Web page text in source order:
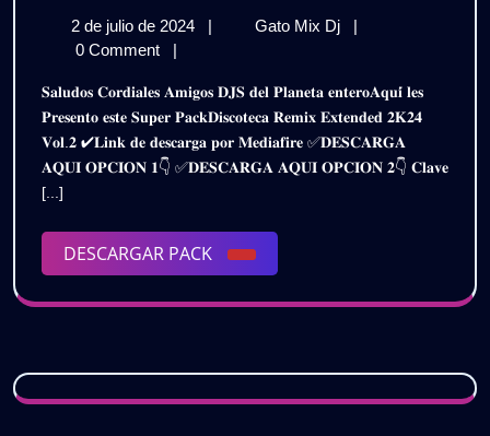
𝗥𝗘𝗠𝗜𝗫
𝗘𝗫𝗧𝗘𝗡𝗗𝗘𝗗
𝟮𝟬𝟮𝟰
–
|
𝗚𝗥𝗔𝗧𝗜𝗦
2 de julio de 2024
de
2024
| Gato Mix Dj
𝗗𝗜𝗦𝗖𝗢𝗧𝗘𝗖𝗔
𝗘𝗫𝗧𝗘𝗡𝗗𝗘𝗗
𝟮𝟬𝟮𝟰
–
𝗩𝗢𝗟.𝟮
|
0 Comment
|
𝐒𝐚𝐥𝐮𝐝𝐨𝐬 𝐂𝐨𝐫𝐝𝐢𝐚𝐥𝐞𝐬 𝐀𝐦𝐢𝐠𝐨𝐬 𝐃𝐉𝐒 𝐝𝐞𝐥 𝐏𝐥𝐚𝐧𝐞𝐭𝐚 𝐞𝐧𝐭𝐞𝐫𝐨𝐀𝐪𝐮𝐢́ 𝐥𝐞𝐬
𝐏𝐫𝐞𝐬𝐞𝐧𝐭𝐨 𝐞𝐬𝐭𝐞 𝐒𝐮𝐩𝐞𝐫 𝐏𝐚𝐜𝐤𝐃𝐢𝐬𝐜𝐨𝐭𝐞𝐜𝐚 𝐑𝐞𝐦𝐢𝐱 𝐄𝐱𝐭𝐞𝐧𝐝𝐞𝐝 𝟐𝐊𝟐𝟒
𝐕𝐨𝐥.𝟐 ✔𝐋𝐢𝐧𝐤 𝐝𝐞 𝐝𝐞𝐬𝐜𝐚𝐫𝐠𝐚 𝐩𝐨𝐫 𝐌𝐞𝐝𝐢𝐚𝐟𝐢𝐫𝐞 ✅𝐃𝐄𝐒𝐂𝐀𝐑𝐆𝐀
𝐀𝐐𝐔𝐈 𝐎𝐏𝐂𝐈𝐎𝐍 𝟏👇 ✅𝐃𝐄𝐒𝐂𝐀𝐑𝐆𝐀 𝐀𝐐𝐔𝐈 𝐎𝐏𝐂𝐈𝐎𝐍 𝟐👇 𝐂𝐥𝐚𝐯𝐞
[...]
DESCARGAR PACK
DESCARGAR
PACK